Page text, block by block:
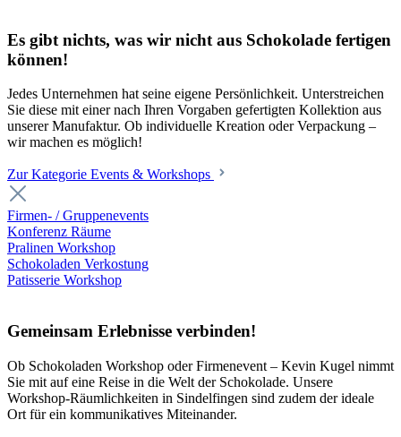
Es gibt nichts, was wir nicht aus Schokolade fertigen
können!
Jedes Unternehmen hat seine eigene Persönlichkeit. Unterstreichen
Sie diese mit einer nach Ihren Vorgaben gefertigten Kollektion aus
unserer Manufaktur. Ob individuelle Kreation oder Verpackung –
wir machen es möglich!
Zur Kategorie Events & Workshops
Firmen- / Gruppenevents
Konferenz Räume
Pralinen Workshop
Schokoladen Verkostung
Patisserie Workshop
Gemeinsam Erlebnisse verbinden!
Ob Schokoladen Workshop oder Firmenevent – Kevin Kugel nimmt
Sie mit auf eine Reise in die Welt der Schokolade. Unsere
Workshop-Räumlichkeiten in Sindelfingen sind zudem der ideale
Ort für ein kommunikatives Miteinander.